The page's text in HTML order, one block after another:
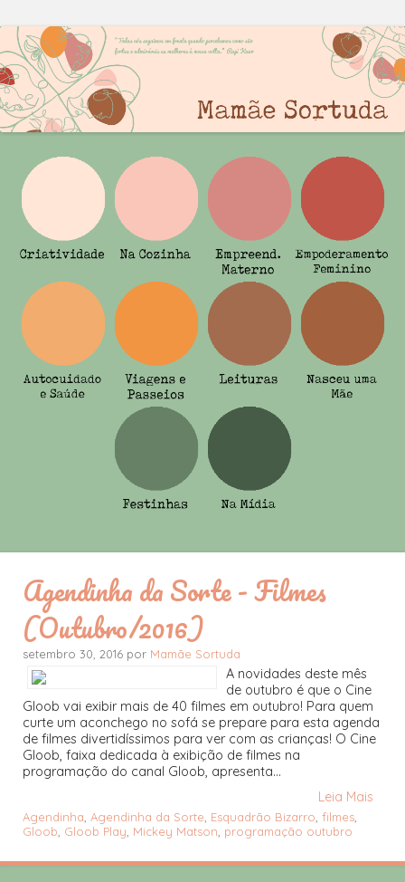
Agendinha da Sorte - Filmes
(Outubro/2016)
setembro 30, 2016 por Mamãe Sortuda
A novidades deste mês
de outubro é que o Cine
Gloob vai exibir mais de 40 filmes em outubro! Para quem
curte um aconchego no sofá se prepare para esta agenda
de filmes divertidíssimos para ver com as crianças! O Cine
Gloob, faixa dedicada à exibição de filmes na
programação do canal Gloob, apresenta...
Leia Mais
Agendinha Agendinha da Sorte Esquadrão Bizarro filmes
Gloob Gloob Play Mickey Matson programação outubro